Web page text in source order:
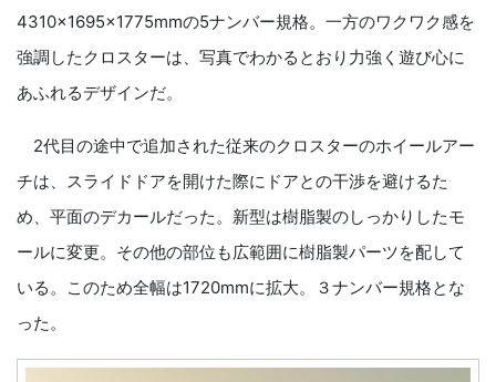
4310×1695×1775mmの5ナンバー規格。一方のワクワク感を
強調したクロスターは、写真でわかるとおり力強く遊び心に
あふれるデザインだ。
2代目の途中で追加された従来のクロスターのホイールアー
チは、スライドドアを開けた際にドアとの干渉を避けるた
め、平面のデカールだった。新型は樹脂製のしっかりしたモ
ールに変更。その他の部位も広範囲に樹脂製パーツを配して
いる。このため全幅は1720mmに拡大。３ナンバー規格とな
った。